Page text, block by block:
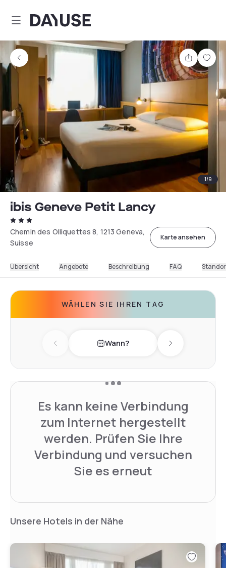
Dayuse
Teilen
1/9
ibis Geneve Petit Lancy
Chemin des Olliquettes 8, 1213 Geneva,
Suisse
Karte ansehen
Übersicht Angebote Beschreibung FAQ
WÄHLEN SIE IHREN TAG
Previous day Wann? Next day
Es kann keine Verbindung
zum Internet hergestellt
werden. Prüfen Sie Ihre
Verbindung und versuchen
Sie es erneut
Unsere Hotels in der Nähe